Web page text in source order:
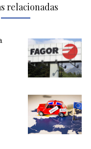
relacionadas